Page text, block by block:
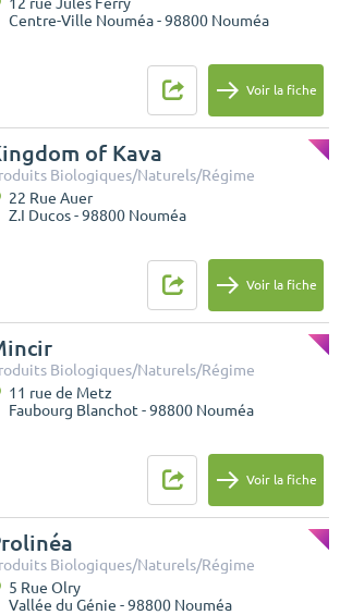
Centre-Ville Nouméa - 98800 Nouméa
Voir la fiche
of Kava
Biologiques/Naturels/Régime
22 Rue Auer
Z.I Ducos - 98800 Nouméa
Voir la fiche
Biologiques/Naturels/Régime
11 rue de Metz
Faubourg Blanchot - 98800 Nouméa
Voir la fiche
Biologiques/Naturels/Régime
5 Rue Olry
Vallée du Génie - 98800 Nouméa